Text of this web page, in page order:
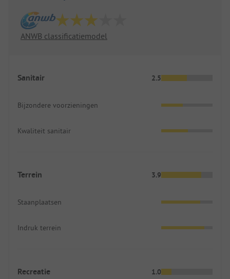
ANWB classificatiemodel
Sanitair 2.5
Bijzondere voorzieningen
Kwaliteit sanitair
Terrein 3.9
Staanplaatsen
Indruk terrein
Recreatie 1.0